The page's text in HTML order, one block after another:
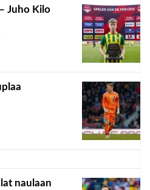
Juho Kilo
naulaan